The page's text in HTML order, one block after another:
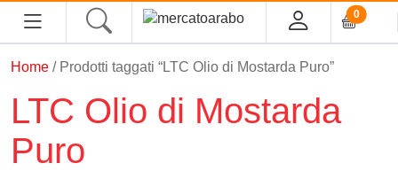
0
ALIMENTARI
Home / Prodotti taggati “LTC Olio di Mostarda Puro”
LTC Olio di Mostarda
Puro